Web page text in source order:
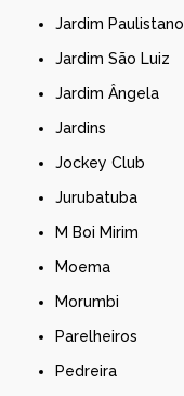
Jardim Paulistano
Jardim São Luiz
Jardim Ângela
Jardins
Jockey Club
Jurubatuba
M Boi Mirim
Moema
Morumbi
Parelheiros
Pedreira